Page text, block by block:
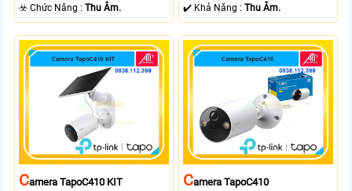
️☣️ Chức Năng :Thu Âm.
+ Nhựa.
️✔️ Khả Năng :Thu Âm.
CAmera TapoC410 KIT CAmera TapoC410